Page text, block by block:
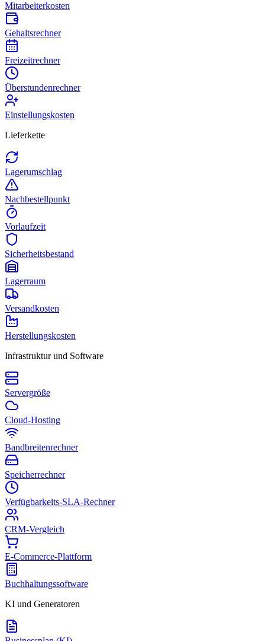
Mitarbeiterkosten
Gehaltsrechner
Freizeitrechner
Überstundenrechner
Einstellungskosten
Lieferkette
Lagerumschlag
Nachbestellpunkt
Vorlaufzeit
Sicherheitsbestand
Lagerraum
Versandkosten
Herstellungskosten
Infrastruktur und Software
Servergröße
Cloud-Hosting
Bandbreitenrechner
Speicherrechner
Verfügbarkeits-SLA-Rechner
CRM-Vergleich
E-Commerce-Plattform
Buchhaltungssoftware
KI und Generatoren